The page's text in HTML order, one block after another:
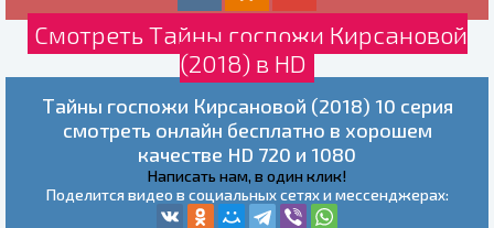
Смотреть Тайны госпожи Кирсановой
(2018) в HD
Тайны госпожи Кирсановой (2018) 10 серия
смотреть онлайн бесплатно в хорошем
качестве HD 720 и 1080
Написать нам, в один клик!
Поделится видео в социальных сетях и мессенджерах: